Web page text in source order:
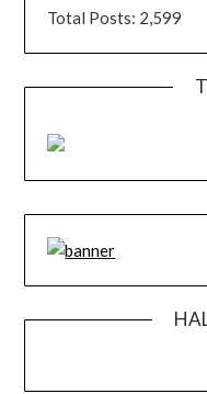
Total Posts: 2,599